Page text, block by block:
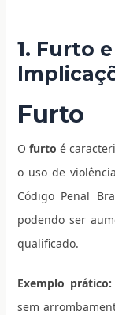
1. Furto
Furto
O furto é
o uso de
Código Penal
podendo ser
qualificado.
Exemplo prático:
sem